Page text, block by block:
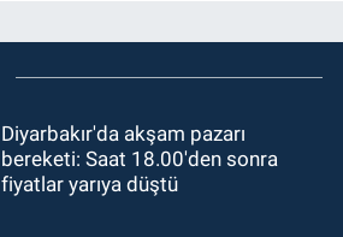
Diyarbakır'da akşam pazarı
bereketi: Saat 18.00'den sonra
fiyatlar yarıya düştü